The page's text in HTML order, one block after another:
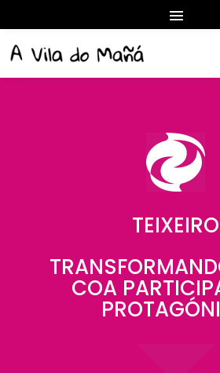
TEIXEIRO
COA